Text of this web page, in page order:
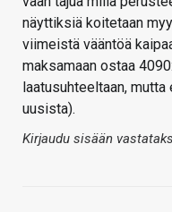
näyttiksiä koitetaan
viimeistä vääntöä
maksamaan ostaa
laatusuhteeltaan,
uusista).
Kirjaudu sisään